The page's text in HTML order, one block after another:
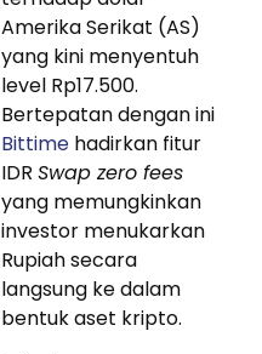
Amerika Serikat (AS)
yang kini menyentuh
level Rp17.500.
Bertepatan dengan ini
Bittime hadirkan fitur
IDR Swap zero fees
yang memungkinkan
investor menukarkan
Rupiah secara
langsung ke dalam
bentuk aset kripto.